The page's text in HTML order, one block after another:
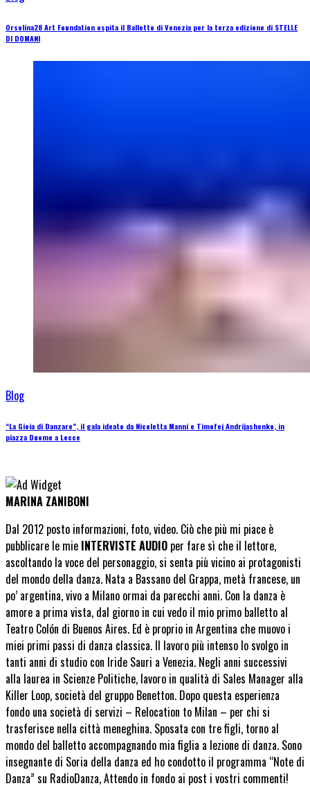
Orsolina28 Art Foundation ospita il Balletto di Venezia per la terza edizione di STELLE
DI DOMANI
Blog
“La Gioia di Danzare”, il gala ideato da Nicoletta Manni e Timofej Andrijashenko, in
piazza Duomo a Lecce
MARINA ZANIBONI
Dal 2012 posto informazioni, foto, video. Ciò che più mi piace è
pubblicare le mie INTERVISTE AUDIO per fare sì che il lettore,
ascoltando la voce del personaggio, si senta più vicino ai protagonisti
del mondo della danza. Nata a Bassano del Grappa, metà francese, un
po’ argentina, vivo a Milano ormai da parecchi anni. Con la danza è
amore a prima vista, dal giorno in cui vedo il mio primo balletto al
Teatro Colón di Buenos Aires. Ed è proprio in Argentina che muovo i
miei primi passi di danza classica. Il lavoro più intenso lo svolgo in
tanti anni di studio con Iride Sauri a Venezia. Negli anni successivi
alla laurea in Scienze Politiche, lavoro in qualità di Sales Manager alla
Killer Loop, società del gruppo Benetton. Dopo questa esperienza
fondo una società di servizi – Relocation to Milan – per chi si
trasferisce nella città meneghina. Sposata con tre figli, torno al
mondo del balletto accompagnando mia figlia a lezione di danza. Sono
insegnante di Soria della danza ed ho condotto il programma “Note di
Danza” su RadioDanza, Attendo in fondo ai post i vostri commenti!